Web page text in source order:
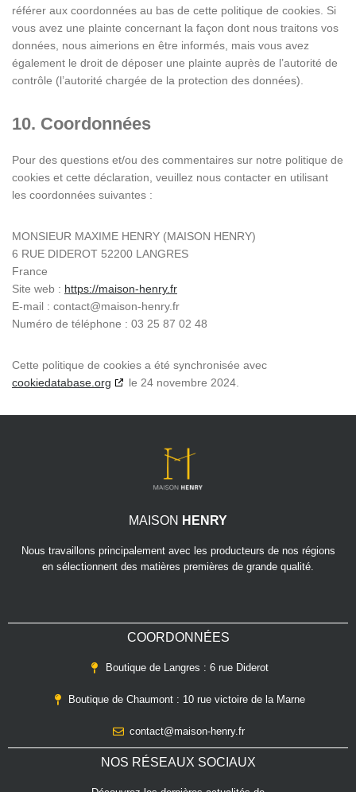
référer aux coordonnées au bas de cette politique de cookies. Si
vous avez une plainte concernant la façon dont nous traitons vos
données, nous aimerions en être informés, mais vous avez
également le droit de déposer une plainte auprès de l’autorité de
contrôle (l’autorité chargée de la protection des données).
10. Coordonnées
Pour des questions et/ou des commentaires sur notre politique de
cookies et cette déclaration, veuillez nous contacter en utilisant
les coordonnées suivantes :
MONSIEUR MAXIME HENRY (MAISON HENRY)
6 RUE DIDEROT 52200 LANGRES
France
Site web : https://maison-henry.fr
E-mail : contact@maison-henry.fr
Numéro de téléphone : 03 25 87 02 48
Cette politique de cookies a été synchronisée avec
cookiedatabase.org
le 24 novembre 2024.
MAISON HENRY
Nous travaillons principalement avec les producteurs de nos régions
en sélectionnent des matières premières de grande qualité.
COORDONNÉES
Boutique de Langres : 6 rue Diderot
Boutique de Chaumont : 10 rue victoire de la Marne
contact@maison-henry.fr
NOS RÉSEAUX SOCIAUX